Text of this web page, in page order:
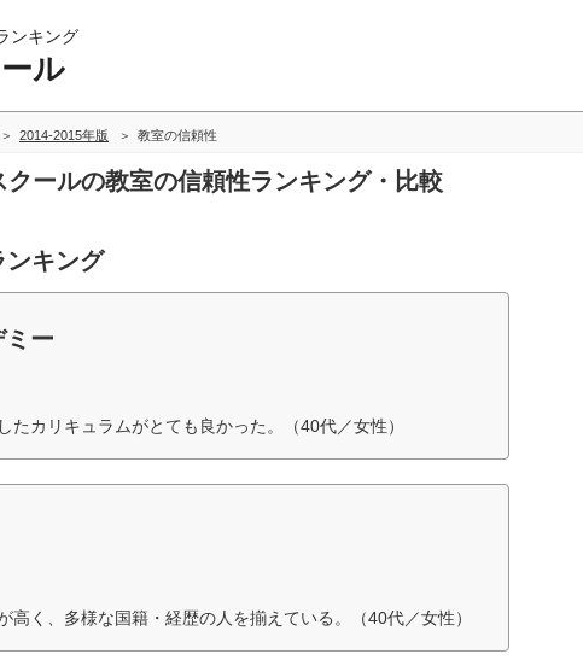
ンキング
ル
2014-2015年版 教室の信頼性
クールの教室の信頼性ランキング・比較
ンキング
ー
たカリキュラムがとても良かった。（40代／女性）
高く、多様な国籍・経歴の人を揃えている。（40代／女性）